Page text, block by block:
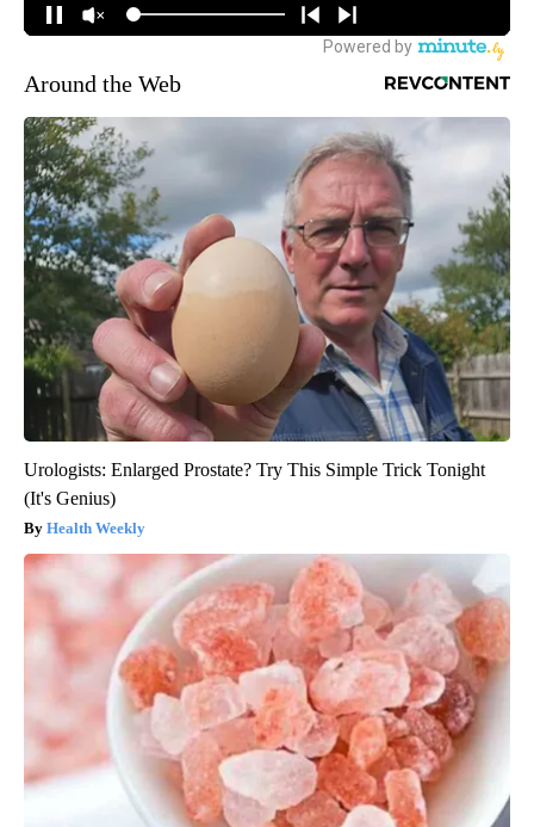
Around the Web
Urologists: Enlarged Prostate? Try This Simple Trick Tonight
(It's Genius)
Health Weekly